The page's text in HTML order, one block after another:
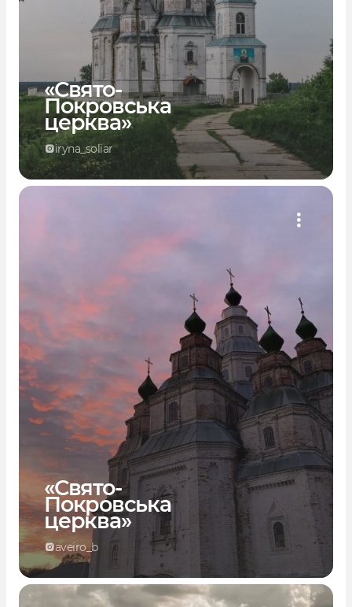
«Свято-
Покровська
церква»
iryna_soliar
«Свято-
Покровська
церква»
aveiro_b